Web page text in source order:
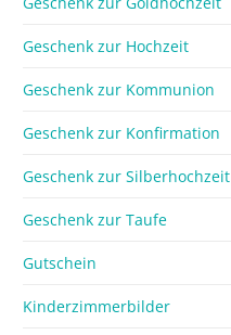
Geschenk zur Hochzeit
Geschenk zur Kommunion
Geschenk zur Konfirmation
Geschenk zur Silberhochzeit
Geschenk zur Taufe
Gutschein
Kinderzimmerbilder